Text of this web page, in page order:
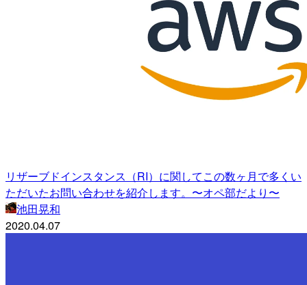
リザーブドインスタンス（RI）に関してこの数ヶ月で多くい
ただいたお問い合わせを紹介します。〜オペ部だより〜
池田晃和
2020.04.07